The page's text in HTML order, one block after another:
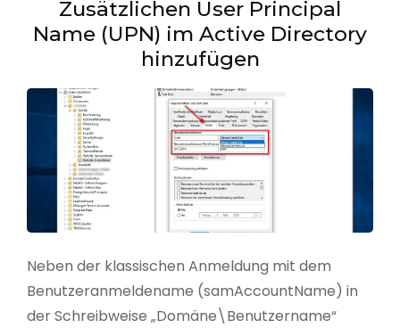
Zusätzlichen User Principal
Name (UPN) im Active Directory
hinzufügen
Neben der klassischen Anmeldung mit dem
Benutzeranmeldename (samAccountName) in
der Schreibweise „Domäne\Benutzername“